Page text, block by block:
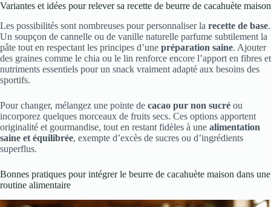
Variantes et idées pour relever sa recette de beurre de cacahuète maison
Les possibilités sont nombreuses pour personnaliser la recette de base.
Un soupçon de cannelle ou de vanille naturelle parfume subtilement la
pâte tout en respectant les principes d’une préparation saine. Ajouter
des graines comme le chia ou le lin renforce encore l’apport en fibres et
nutriments essentiels pour un snack vraiment adapté aux besoins des
sportifs.
Pour changer, mélangez une pointe de cacao pur non sucré ou
incorporez quelques morceaux de fruits secs. Ces options apportent
originalité et gourmandise, tout en restant fidèles à une alimentation
saine et équilibrée, exempte d’excès de sucres ou d’ingrédients
superflus.
Bonnes pratiques pour intégrer le beurre de cacahuète maison dans une
routine alimentaire